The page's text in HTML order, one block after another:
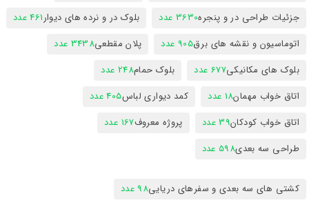
جزئیات طراحی در و پنجره3630 عدد بلوک در و نرده های دیوار461 عدد
اتوماسیون و نقشه های برق905 عدد پلان مقطعی3438 عدد
بلوک های مکانیکی677 عدد بلوک حمام248 عدد
اتاق خواب مهمان18 عدد کمد دیواری لباس405 عدد
اتاق خواب کودکان39 عدد پروژه معروف167 عدد
طراحی سه بعدی598 عدد
کشتی های سه بعدی و سفرهای دریایی98 عدد